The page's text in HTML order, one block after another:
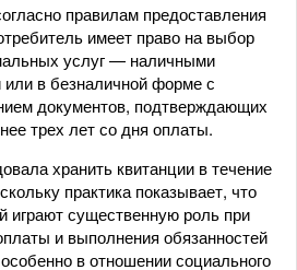
правилам предоставления
имеет право на выбор
услуг — наличными
в безналичной форме с
документов, подтверждающих
трех лет со дня оплаты.
хранить квитанции в течение
практика показывает, что
играют существенную роль при
и выполнения обязанностей
в отношении социального